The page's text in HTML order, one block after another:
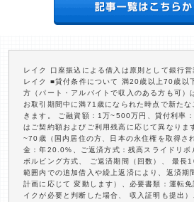
レイク 口座振込による借入は原則として銀行営
レイク ■貸付条件について 満20歳以上70歳以
方（パート・アルバイトで収入のある方も可）
お取引期間中に満71歳になられた時点で新た
きます。 ご融資額：1万~500万円、貸付利率
はご契約額およびご利用残高に応じて異なり
~70歳（国内居住の方、日本の永住権を取得さ
金：年20.0%、ご返済方式：残高スライドリボ
ボルビング方式、 ご返済期間（回数）、 最長
範囲内での追加借入や繰上返済により、返済期
計画に応じて 変動します）、必要書類：運転
イクが必要と判断した場合、 収入証明も提出